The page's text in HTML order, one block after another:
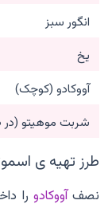
انگور سبز
یخ
آووکادو (کوچک)
شربت موهیتو
طرز تهیه ی
نصفآووکادو را